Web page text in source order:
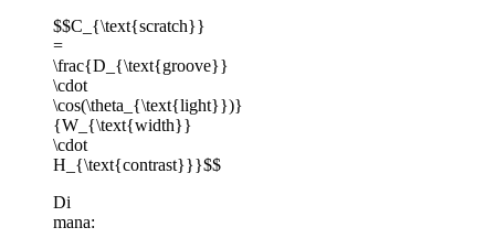
$$C_{\text{scratch}}
=
\frac{D_{\text{groove}}
\cdot
\cos(\theta_{\text{light}})}
{W_{\text{width}}
\cdot
H_{\text{contrast}}}$$
Di
mana: